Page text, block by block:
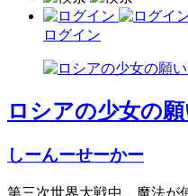
ログイン
ロシアの少女の
しーんーせーかー
第三次世界大戦中、魔法が